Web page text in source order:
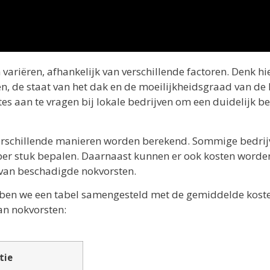
afhankelijk van verschillende factoren. Denk
de staat van het dak en de moeilijkheidsgraad van de
aan te vragen bij lokale bedrijven om een duidelijk
manieren worden berekend. Sommige
stuk bepalen. Daarnaast kunnen er ook kosten
beschadigde nokvorsten.
we een tabel samengesteld met de gemiddelde
nokvorsten: